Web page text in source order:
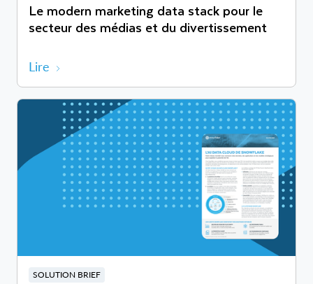
Le modern marketing data stack pour le
secteur des médias et du divertissement
Lire
SOLUTION BRIEF